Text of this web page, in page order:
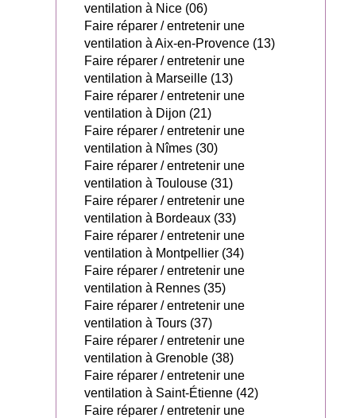
ventilation à Nice (06)
Faire réparer / entretenir une
ventilation à Aix-en-Provence (13)
Faire réparer / entretenir une
ventilation à Marseille (13)
Faire réparer / entretenir une
ventilation à Dijon (21)
Faire réparer / entretenir une
ventilation à Nîmes (30)
Faire réparer / entretenir une
ventilation à Toulouse (31)
Faire réparer / entretenir une
ventilation à Bordeaux (33)
Faire réparer / entretenir une
ventilation à Montpellier (34)
Faire réparer / entretenir une
ventilation à Rennes (35)
Faire réparer / entretenir une
ventilation à Tours (37)
Faire réparer / entretenir une
ventilation à Grenoble (38)
Faire réparer / entretenir une
ventilation à Saint-Étienne (42)
Faire réparer / entretenir une